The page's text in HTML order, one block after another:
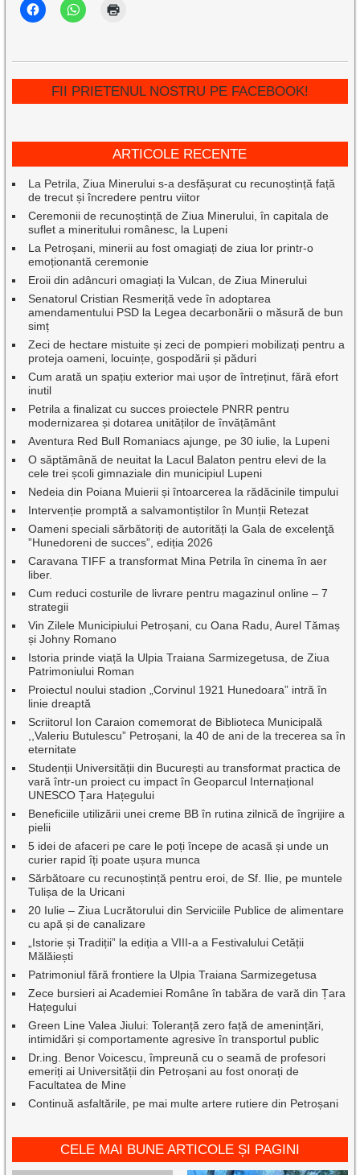
FII PRIETENUL NOSTRU PE FACEBOOK!
ARTICOLE RECENTE
La Petrila, Ziua Minerului s-a desfășurat cu recunoștință față
de trecut și încredere pentru viitor
Ceremonii de recunoștință de Ziua Minerului, în capitala de
suflet a mineritului românesc, la Lupeni
La Petroșani, minerii au fost omagiați de ziua lor printr-o
emoționantă ceremonie
Eroii din adâncuri omagiați la Vulcan, de Ziua Minerului
Senatorul Cristian Resmeriță vede în adoptarea
amendamentului PSD la Legea decarbonării o măsură de bun
simț
Zeci de hectare mistuite și zeci de pompieri mobilizați pentru a
proteja oameni, locuințe, gospodării și păduri
Cum arată un spațiu exterior mai ușor de întreținut, fără efort
inutil
Petrila a finalizat cu succes proiectele PNRR pentru
modernizarea și dotarea unităților de învățământ
Aventura Red Bull Romaniacs ajunge, pe 30 iulie, la Lupeni
O săptămână de neuitat la Lacul Balaton pentru elevi de la
cele trei școli gimnaziale din municipiul Lupeni
Nedeia din Poiana Muierii și întoarcerea la rădăcinile timpului
Intervenție promptă a salvamontiștilor în Munții Retezat
Oameni speciali sărbătoriți de autorități la Gala de excelenţă
”Hunedoreni de succes”, ediția 2026
Caravana TIFF a transformat Mina Petrila în cinema în aer
liber.
Cum reduci costurile de livrare pentru magazinul online – 7
strategii
Vin Zilele Municipiului Petroșani, cu Oana Radu, Aurel Tămaș
și Johny Romano
Istoria prinde viață la Ulpia Traiana Sarmizegetusa, de Ziua
Patrimoniului Roman
Proiectul noului stadion „Corvinul 1921 Hunedoara” intră în
linie dreaptă
Scriitorul Ion Caraion comemorat de Biblioteca Municipală
,,Valeriu Butulescu” Petroșani, la 40 de ani de la trecerea sa în
eternitate
Studenții Universității din București au transformat practica de
vară într-un proiect cu impact în Geoparcul Internațional
UNESCO Țara Hațegului
Beneficiile utilizării unei creme BB în rutina zilnică de îngrijire a
pielii
5 idei de afaceri pe care le poți începe de acasă și unde un
curier rapid îți poate ușura munca
Sărbătoare cu recunoștință pentru eroi, de Sf. Ilie, pe muntele
Tulișa de la Uricani
20 Iulie – Ziua Lucrătorului din Serviciile Publice de alimentare
cu apă și de canalizare
„Istorie și Tradiții” la ediția a VIII-a a Festivalului Cetății
Mălăiești
Patrimoniul fără frontiere la Ulpia Traiana Sarmizegetusa
Zece bursieri ai Academiei Române în tabăra de vară din Țara
Hațegului
Green Line Valea Jiului: Toleranță zero față de amenințări,
intimidări și comportamente agresive în transportul public
Dr.ing. Benor Voicescu, împreună cu o seamă de profesori
emeriți ai Universității din Petroșani au fost onorați de
Facultatea de Mine
Continuă asfaltările, pe mai multe artere rutiere din Petroșani
CELE MAI BUNE ARTICOLE ȘI PAGINI